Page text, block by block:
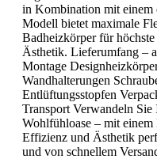
in Kombination mit einem
Modell bietet maximale
Badheizkörper für
Ästhetik. Lieferumfang –
Montage
Wandhalterungen
Entlüftungsstopfen
Transport Verwandeln
Wohlfühloase – mit
Effizienz und Ästhetik
und von schnellem